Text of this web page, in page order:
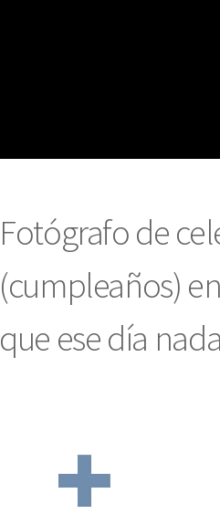
Fotógrafo de
(cumpleaños)
que ese día